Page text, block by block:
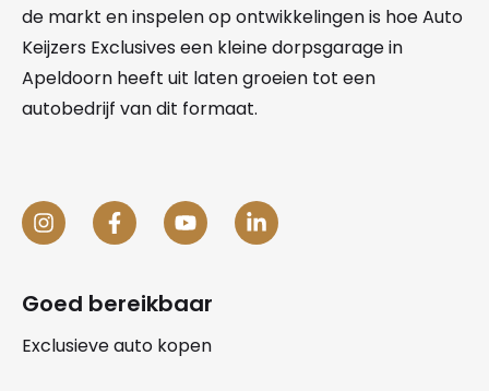
de markt en inspelen op ontwikkelingen is hoe Auto
Keijzers Exclusives een kleine dorpsgarage in
Apeldoorn heeft uit laten groeien tot een
autobedrijf van dit formaat.
Goed bereikbaar
Exclusieve auto kopen